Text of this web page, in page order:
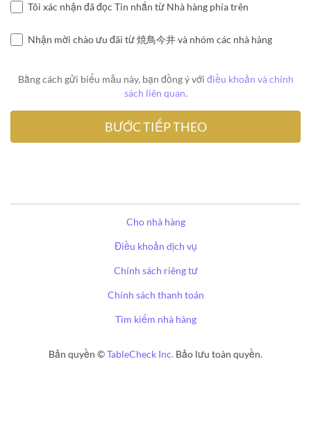
Tôi xác nhận đã đọc Tin nhắn từ Nhà hàng phía trên
Nhận mời chào ưu đãi từ 焼鳥今井 và nhóm các nhà hàng
Bằng cách gửi biểu mẫu này, bạn đồng ý với điều khoản và chính
sách liên quan.
Cho nhà hàng
Điều khoản dịch vụ
Chính sách riêng tư
Chính sách thanh toán
Tìm kiếm nhà hàng
Bản quyền ©TableCheck Inc. Bảo lưu toàn quyền.